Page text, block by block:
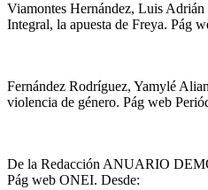
Viamontes Hernández, Luis Adrián
Integral, la apuesta de Freya. Pág
Fernández Rodríguez, Yamylé
violencia de género. Pág web
De la Redacción ANUARIO
Pág web ONEI. Desde: